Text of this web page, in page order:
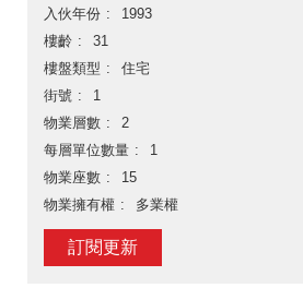
入伙年份
1993
樓齡
31
樓盤類型
住宅
街號
1
物業層數
2
每層單位數量
1
物業座數
15
物業擁有權
多業權
訂閱更新